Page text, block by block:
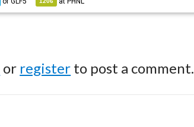
or register to post a comment.